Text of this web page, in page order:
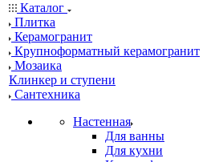
Каталог
Плитка
Керамогранит
Крупноформатный керамогранит
Мозаика
Клинкер и ступени
Сантехника
Настенная
Для ванны
Для кухни